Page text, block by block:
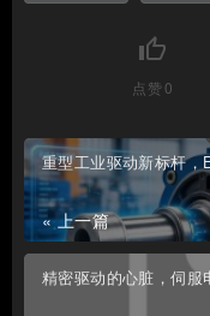
thumb_up
点赞0
重型工业驱动新标杆，
« 上一篇
精密驱动的心脏，伺服